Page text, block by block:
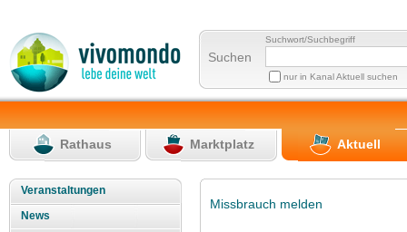
Suchen
Suchwort/Suchbegriff
nur in Kanal Aktuell suchen
Rathaus Marktplatz Aktuell
Veranstaltungen
News
Missbrauch melden